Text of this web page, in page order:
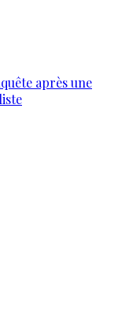
après une